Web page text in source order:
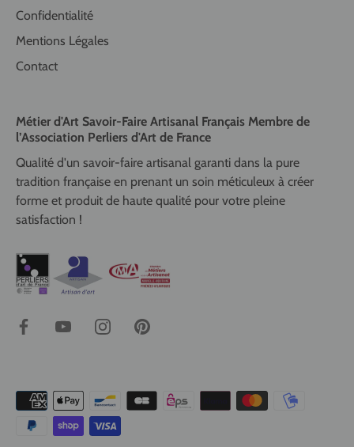
Confidentialité
Mentions Légales
Contact
Métier d'Art Savoir-Faire Artisanal Français Membre de
l’Association Perliers d'Art de France
Qualité d'un savoir-faire artisanal garanti dans la pure
tradition française en prenant un soin méticuleux à créer
forme et produit de haute qualité pour votre pleine
satisfaction !